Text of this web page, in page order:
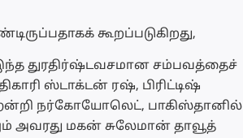
கூறப்படுகிறது,
துரதிர்ஷ்டவசமான சம்பவத்தைச்
ஸ்டாக்டன் ரஷ், பிரிட்டிஷ்
நர்கோயோலெட், பாகிஸ்தானில்
அவரது மகன் சுலேமான் தாவூத்